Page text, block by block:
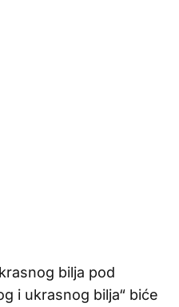
bilja pod
i ukrasnog bilja“ biće